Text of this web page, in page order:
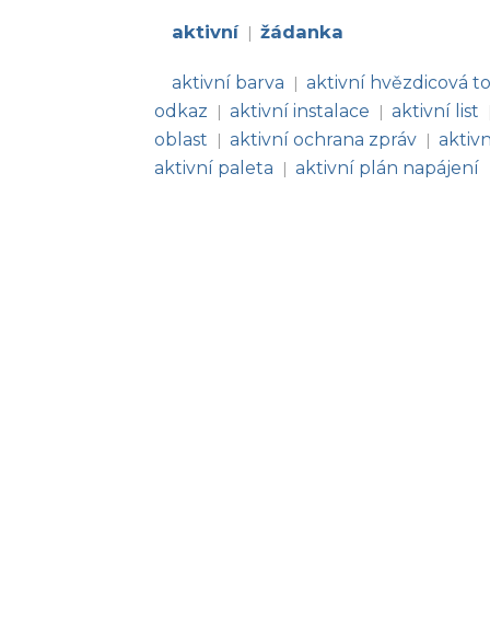
aktivní | žádanka
aktivní barva | aktivní hvězdicová
odkaz
| aktivní instalace | aktivní list
oblast | aktivní ochrana zpráv |
aktivní paleta
| aktivní plán napájení